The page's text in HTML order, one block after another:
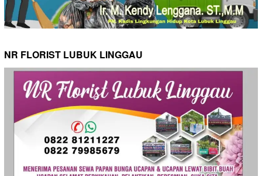
NR FLORIST LUBUK LINGGAU